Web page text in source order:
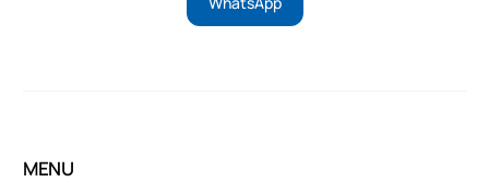
MENU